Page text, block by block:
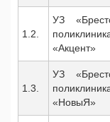
1.2.
УЗ
«Акцент»
1.3.
УЗ
«НовыЯ»